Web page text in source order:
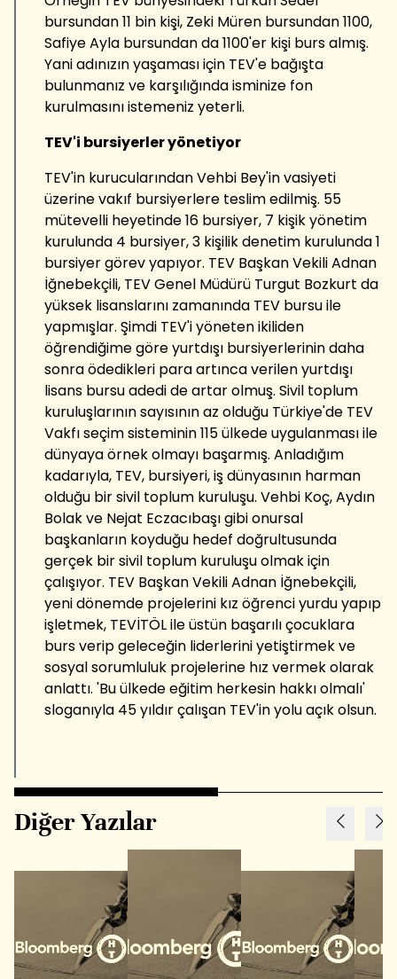
bursundan 11 bin kişi, Zeki Müren bursundan 1100,
Safiye Ayla bursundan da 1100'er kişi burs almış.
Yani adınızın yaşaması için TEV'e bağışta
bulunmanız ve karşılığında isminize fon
kurulmasını istemeniz yeterli.
TEV'i bursiyerler yönetiyor
TEV'in kurucularından Vehbi Bey'in vasiyeti
üzerine vakıf bursiyerlere teslim edilmiş. 55
mütevelli heyetinde 16 bursiyer, 7 kişik yönetim
kurulunda 4 bursiyer, 3 kişilik denetim kurulunda 1
bursiyer görev yapıyor. TEV Başkan Vekili Adnan
İğnebekçili, TEV Genel Müdürü Turgut Bozkurt da
yüksek lisanslarını zamanında TEV bursu ile
yapmışlar. Şimdi TEV'i yöneten ikiliden
öğrendiğime göre yurtdışı bursiyerlerinin daha
sonra ödedikleri para artınca verilen yurtdışı
lisans bursu adedi de artar olmuş. Sivil toplum
kuruluşlarının sayısının az olduğu Türkiye'de TEV
Vakfı seçim sisteminin 115 ülkede uygulanması ile
dünyaya örnek olmayı başarmış. Anladığım
kadarıyla, TEV, bursiyeri, iş dünyasının harman
olduğu bir sivil toplum kuruluşu. Vehbi Koç, Aydın
Bolak ve Nejat Eczacıbaşı gibi onursal
başkanların koyduğu hedef doğrultusunda
gerçek bir sivil toplum kuruluşu olmak için
çalışıyor. TEV Başkan Vekili Adnan İğnebekçili,
yeni dönemde projelerini kız öğrenci yurdu yapıp
işletmek, TEVİTÖL ile üstün başarılı çocuklara
burs verip geleceğin liderlerini yetiştirmek ve
sosyal sorumluluk projelerine hız vermek olarak
anlattı. 'Bu ülkede eğitim herkesin hakkı olmalı'
sloganıyla 45 yıldır çalışan TEV'in yolu açık olsun.
Diğer Yazılar